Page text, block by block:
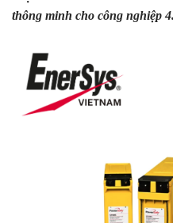
thông minh cho công nghiệp